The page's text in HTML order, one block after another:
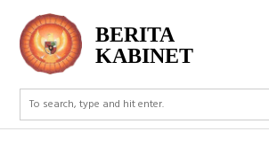
BERITA
KABINET